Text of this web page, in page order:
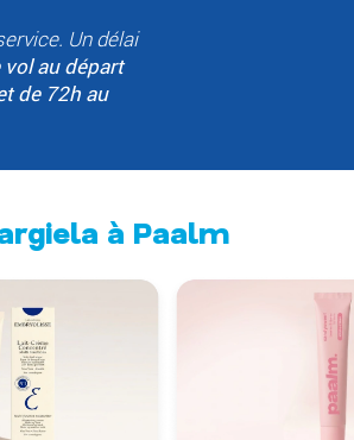
Un délai
au départ
de 72h au
à Paalm